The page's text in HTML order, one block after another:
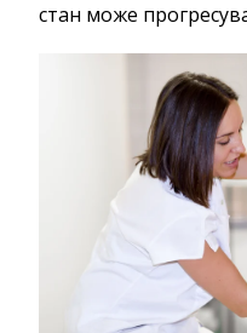
стан може